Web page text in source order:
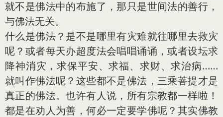
就不是佛法中的布施了，那只是世间法的善行，
与佛法无关。
什么是佛法？是不是哪里有灾难就往哪里去救灾
呢？或者每天办超度法会唱唱诵诵，或者设坛求
降神消灾，求保平安、求福、求财、求治病……
就叫作佛法呢？这些都不是佛法，三乘菩提才是
真正的佛法。也许有人说，所有宗教都一样啦！
都是在劝人为善，何必一定要学佛呢？其实佛教